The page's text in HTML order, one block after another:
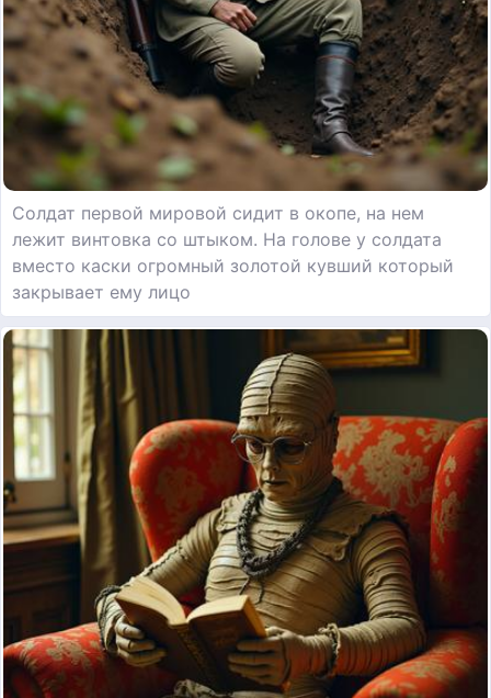
Солдат первой мировой сидит в окопе, на нем
лежит винтовка со штыком. На голове у солдата
вместо каски огромный золотой кувший который
закрывает ему лицо